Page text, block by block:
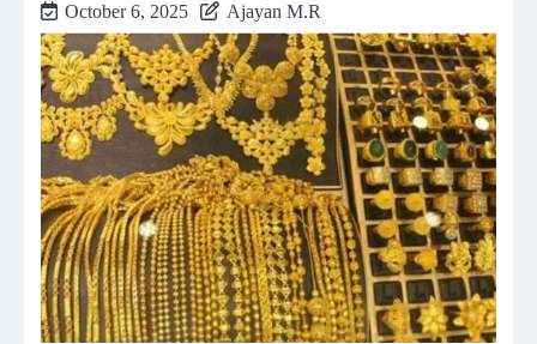
October 6, 2025 Ajayan M.R